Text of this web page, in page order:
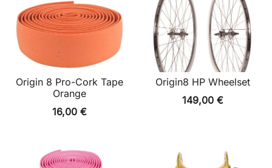
Origin 8 Pro-Cork Tape
Orange
16,00 €
Origin8 HP Wheelset
149,00 €